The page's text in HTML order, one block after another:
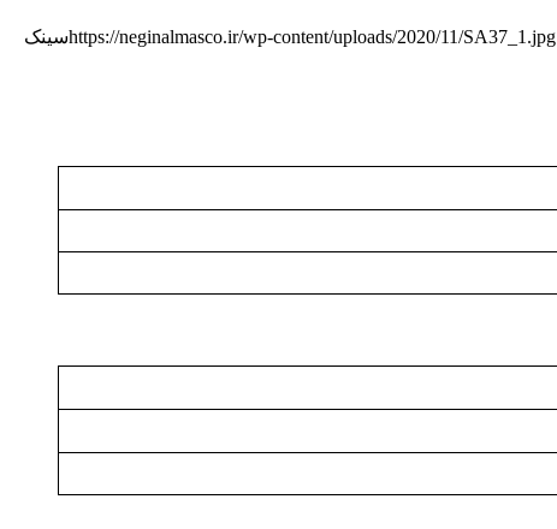
https://neginalmasco.ir/wp-content/uploads/2020/11/SA37_1.jpgسینک